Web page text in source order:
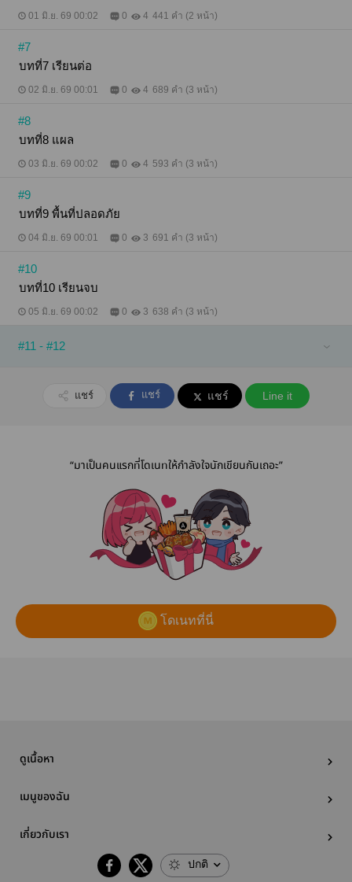
01 มิ.ย. 69 00:02 0 4 441 คำ (2 หน้า)
#7
บทที่7 เรียนต่อ
02 มิ.ย. 69 00:01 0 4 689 คำ (3 หน้า)
#8
บทที่8 แผล
03 มิ.ย. 69 00:02 0 4 593 คำ (3 หน้า)
#9
บทที่9 พื้นที่ปลอดภัย
04 มิ.ย. 69 00:01 0 3 691 คำ (3 หน้า)
#10
บทที่10 เรียนจบ
05 มิ.ย. 69 00:02 0 3 638 คำ (3 หน้า)
#11 - #12
แชร์ แชร์ แชร์ Line it
“มาเป็นคนแรกที่โดเนทให้กำลังใจนักเขียนกันเถอะ”
โดเนทที่นี่
ดูเนื้อหา
เมนูของฉัน
เกี่ยวกับเรา
ปกติ